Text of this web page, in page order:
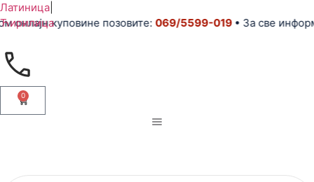
Латиница
Ћирилицакуповине позовите:069/5599-019• За све
0